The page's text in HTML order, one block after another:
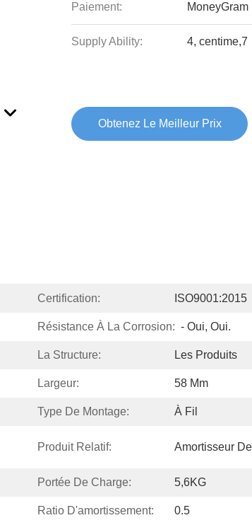
Paiement:
MoneyGram
Supply Ability: 4, centime,7
Obtenez Le Meilleur Prix
Certification: ISO9001:2015
Résistance À La Corrosion: - Oui, Oui.
La Structure: Les Produits
Largeur: 58 Mm
Type De Montage: À Fil
Produit Relatif: Amortisseur
Portée De Charge: 5,6KG
Ratio D'amortissement: 0.5